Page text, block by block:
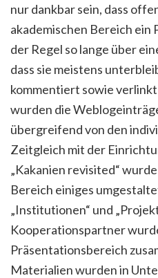
nur dankbar sein, dass
akademischen Bereich ein
der Regel so lange über
dass sie meistens
kommentiert sowie
wurden die
übergreifend von den
Zeitgleich mit der
„Kakanien revisited“
Bereich einiges
„Institutionen“ und
Kooperationspartner
Präsentationsbereich
Materialien wurden in